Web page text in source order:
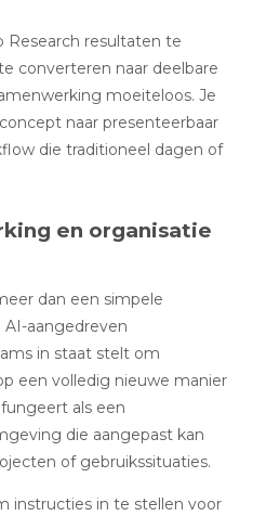
Research resultaten te
converteren naar deelbare
moeiteloos. Je
naar presenteerbaar
die traditioneel dagen of
en organisatie
dan een simpele
AI-aangedreven
in staat stelt om
een volledig nieuwe manier
als een
die aangepast kan
of gebruikssituaties.
instructies in te stellen voor